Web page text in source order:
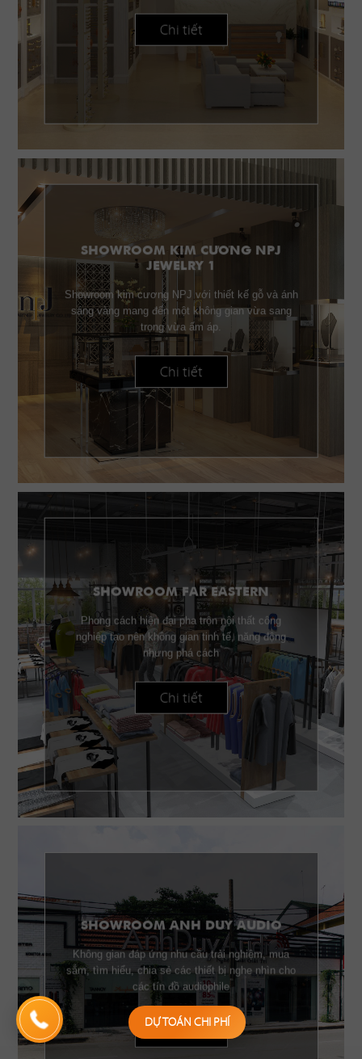
Chi tiết
SHOWROOM KIM CƯƠNG NPJ
JEWELRY 1
Showroom kim cương NPJ với thiết kế gỗ và ánh
sáng vàng mang đến một không gian vừa sang
trọng vừa ấm áp.
Chi tiết
SHOWROOM FAR EASTERN
Phong cách hiện đại pha trộn nội thất công
nghiệp tạo nên không gian tinh tế, năng động
nhưng phá cách
Chi tiết
SHOWROOM ANH DUY AUDIO
Không gian đáp ứng nhu cầu trải nghiệm, mua
sắm, tìm hiểu, chia sẻ các thiết bị nghe nhìn cho
các tín đồ audiophile
Chi tiết
DỰ TOÁN CHI PHÍ